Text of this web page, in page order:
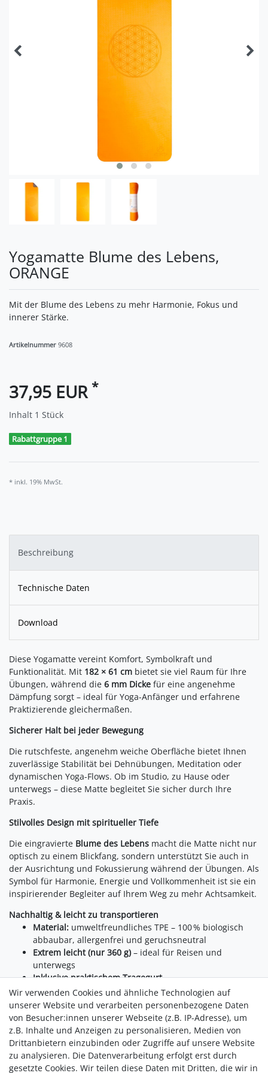
Yogamatte Blume des Lebens,
ORANGE
Mit der Blume des Lebens zu mehr Harmonie, Fokus und
innerer Stärke.
Artikelnummer 9608
37,95 EUR *
Inhalt 1 Stück
Rabattgruppe 1
* inkl. 19% MwSt.
Beschreibung
Technische Daten
Download
Diese Yogamatte vereint Komfort, Symbolkraft und
Funktionalität. Mit 182 × 61 cm bietet sie viel Raum für Ihre
Übungen, während die 6 mm Dicke für eine angenehme
Dämpfung sorgt – ideal für Yoga-Anfänger und erfahrene
Praktizierende gleichermaßen.
Sicherer Halt bei jeder Bewegung
Die rutschfeste, angenehm weiche Oberfläche bietet Ihnen
zuverlässige Stabilität bei Dehnübungen, Meditation oder
dynamischen Yoga-Flows. Ob im Studio, zu Hause oder
unterwegs – diese Matte begleitet Sie sicher durch Ihre
Praxis.
Stilvolles Design mit spiritueller Tiefe
Die eingravierte Blume des Lebens macht die Matte nicht nur
optisch zu einem Blickfang, sondern unterstützt Sie auch in
der Ausrichtung und Fokussierung während der Übungen. Als
Symbol für Harmonie, Energie und Vollkommenheit ist sie ein
inspirierender Begleiter auf Ihrem Weg zu mehr Achtsamkeit.
Nachhaltig & leicht zu transportieren
Material: umweltfreundliches TPE – 100 % biologisch
abbaubar, allergenfrei und geruchsneutral
Extrem leicht (nur 360 g) – ideal für Reisen und
unterwegs
Inklusive praktischem Tragegurt
Hinweis:Nicht über längere Zeit direkter
Sonneneinstrahlung aussetzen
Motiv:Eingravierte Blume des Lebens
Eine Yogamatte für alle, die auf Qualität, Design und
Nachhaltigkeit setzen – mit einem starken Symbol für
Wir verwenden Cookies und ähnliche Technologien auf
unserer Website und verarbeiten personenbezogene Daten
von Besucher:innen unserer Webseite (z.B. IP-Adresse), um
z.B. Inhalte und Anzeigen zu personalisieren, Medien von
Drittanbietern einzubinden oder Zugriffe auf unsere Website
zu analysieren. Die Datenverarbeitung erfolgt erst durch
gesetzte Cookies. Wir teilen diese Daten mit Dritten, die wir in